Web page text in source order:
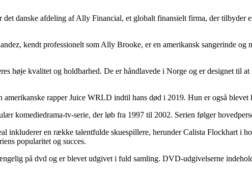
danske afdeling af Ally Financial, et globalt finansielt firma, der tilbyder
kendt professionelt som Ally Brooke, er en amerikansk sangerinde og
høje kvalitet og holdbarhed. De er håndlavede i Norge og er designet til
rapper Juice WRLD indtil hans død i 2019. Hun er også
komediedrama-tv-serie, der løb fra 1997 til 2002. Serien følger
inkluderer en række talentfulde skuespillere, herunder Calista Flockhart i
popularitet og succes.
på dvd og er blevet udgivet i fuld samling. DVD-udgivelserne